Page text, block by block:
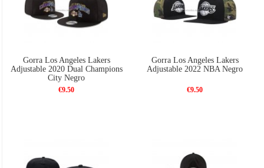
Gorra Los Angeles Lakers
Adjustable 2020 Dual Champions
City Negro
€9.50
Gorra Los Angeles Lakers
Adjustable 2022 NBA Negro
€9.50